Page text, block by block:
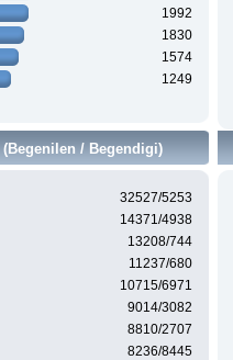
1992
1830
1574
1249
(Begenilen / Begendigi)
32527/5253
14371/4938
13208/744
11237/680
10715/6971
9014/3082
8810/2707
8236/8445